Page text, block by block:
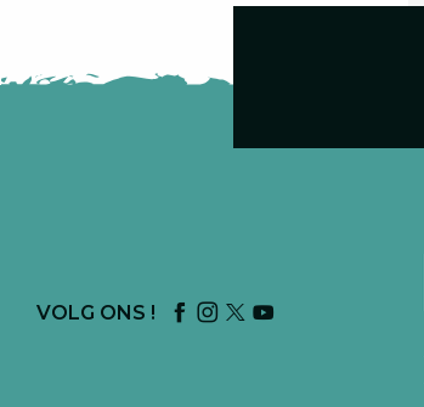
VOLG ONS !